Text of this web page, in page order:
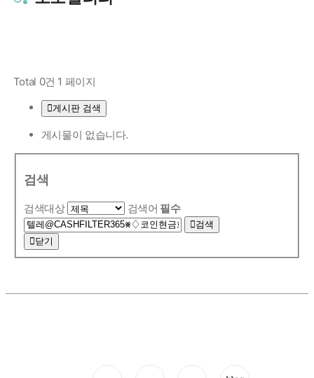
Total 0건 1 페이지
게시판 검색
게시물이 없습니다.
검색
검색대상 검색어 필수
검색
닫기